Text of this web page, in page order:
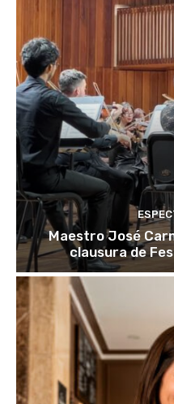
Maestro José
clausura de